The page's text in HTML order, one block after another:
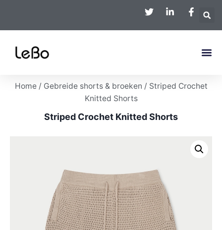
Home/ Gebreide shorts & broeken / Striped Crochet
Knitted Shorts
Striped Crochet Knitted Shorts